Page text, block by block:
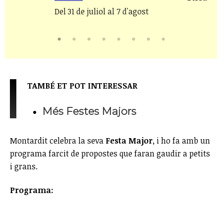
Del 31 de juliol al 7 d'agost
TAMBÉ ET POT INTERESSAR
Més Festes Majors
Montardit celebra la seva Festa Major, i ho fa amb un
programa farcit de propostes que faran gaudir a petits
i grans.
Programa: